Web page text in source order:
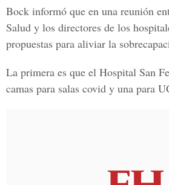
Bock informó que en una reunión
Salud y los directores de los
propuestas para aliviar la
La primera es que el Hospital San
camas para salas covid y una para